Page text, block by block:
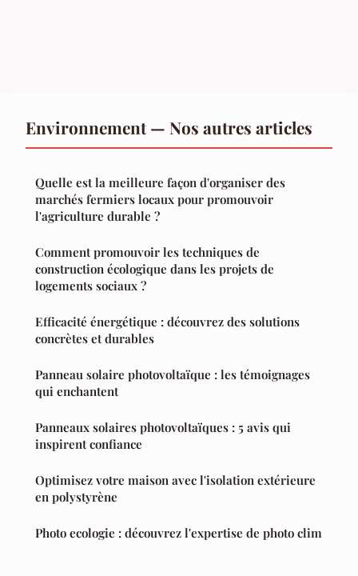
Environnement — Nos autres articles
Quelle est la meilleure façon d'organiser des
marchés fermiers locaux pour promouvoir
l'agriculture durable ?
Comment promouvoir les techniques de
construction écologique dans les projets de
logements sociaux ?
Efficacité énergétique : découvrez des solutions
concrètes et durables
Panneau solaire photovoltaïque : les témoignages
qui enchantent
Panneaux solaires photovoltaïques : 5 avis qui
inspirent confiance
Optimisez votre maison avec l'isolation extérieure
en polystyrène
Photo ecologie : découvrez l'expertise de photo clim